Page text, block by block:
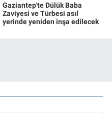
Gaziantep'te Dülük Baba
Zaviyesi ve Türbesi asıl
yerinde yeniden inşa edilecek